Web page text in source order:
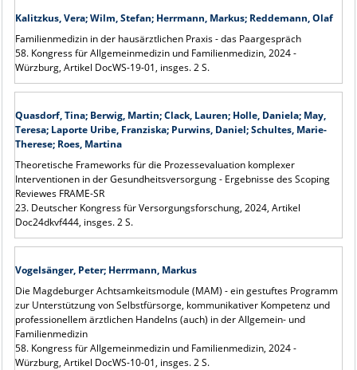
Kalitzkus, Vera; Wilm, Stefan; Herrmann, Markus; Reddemann, Olaf
Familienmedizin in der hausärztlichen Praxis - das Paargespräch
58. Kongress für Allgemeinmedizin und Familienmedizin, 2024 -
Würzburg, Artikel DocWS-19-01, insges. 2 S.
Quasdorf, Tina; Berwig, Martin; Clack, Lauren; Holle, Daniela; May,
Teresa; Laporte Uribe, Franziska; Purwins, Daniel; Schultes, Marie-
Therese; Roes, Martina
Theoretische Frameworks für die Prozessevaluation komplexer
Interventionen in der Gesundheitsversorgung - Ergebnisse des Scoping
Reviewes FRAME-SR
23. Deutscher Kongress für Versorgungsforschung, 2024, Artikel
Doc24dkvf444, insges. 2 S.
Vogelsänger, Peter; Herrmann, Markus
Die Magdeburger Achtsamkeitsmodule (MAM) - ein gestuftes Programm
zur Unterstützung von Selbstfürsorge, kommunikativer Kompetenz und
professionellem ärztlichen Handelns (auch) in der Allgemein- und
Familienmedizin
58. Kongress für Allgemeinmedizin und Familienmedizin, 2024 -
Würzburg, Artikel DocWS-10-01, insges. 2 S.